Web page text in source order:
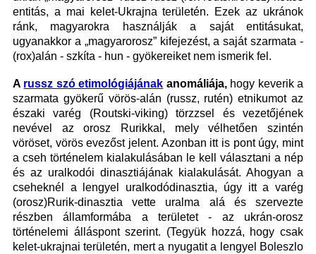
entitás, a mai kelet-Ukrajna területén. Ezek az ukránok
ránk, magyarokra használják a saját entitásukat,
ugyanakkor a „magyarorosz” kifejezést, a saját szarmata -
(rox)alán - szkíta - hun - gyökereiket nem ismerik fel.
A russz szó etimológiájának anomáliája,hogy keverik a
szarmata gyökerű vörös-alán (russz, rutén) etnikumot az
északi varég (Routski-viking) törzzsel és vezetőjének
nevével az orosz Rurikkal, mely vélhetően szintén
vöröset, vörös evezőst jelent. Azonban itt is pont úgy, mint
a cseh történelem kialakulásában le kell választani a nép
és az uralkodói dinasztiájának kialakulását. Ahogyan a
cseheknél a lengyel uralkodódinasztia, úgy itt a varég
(orosz)Rurik-dinasztia vette uralma alá és szervezte
részben államformába a területet - az ukrán-orosz
történelemi álláspont szerint. (Tegyük hozzá, hogy csak
kelet-ukrajnai területén, mert a nyugatit a lengyel Boleszlo